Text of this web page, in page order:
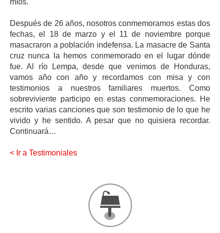
Después de 26 años, nosotros conmemoramos estas dos
fechas, el 18 de marzo y el 11 de noviembre porque
masacraron a población indefensa. La masacre de Santa
cruz nunca la hemos conmemorado en el lugar dónde
fue. Al río Lempa, desde que venimos de Honduras,
vamos año con año y recordamos con misa y con
testimonios a nuestros familiares muertos. Como
sobreviviente participo en estas conmemoraciones. He
escrito varias canciones que son testimonio de lo que he
vivido y he sentido. A pesar que no quisiera recordar.
Continuará…
< Ir a Testimoniales